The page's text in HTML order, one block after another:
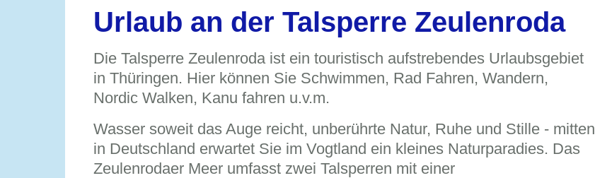
Urlaub an der Talsperre Zeulenroda
Die Talsperre Zeulenroda ist ein touristisch aufstrebendes Urlaubsgebiet
in Thüringen. Hier können Sie Schwimmen, Rad Fahren, Wandern,
Nordic Walken, Kanu fahren u.v.m.
Wasser soweit das Auge reicht, unberührte Natur, Ruhe und Stille - mitten
in Deutschland erwartet Sie im Vogtland ein kleines Naturparadies. Das
Zeulenrodaer Meer umfasst zwei Talsperren mit einer